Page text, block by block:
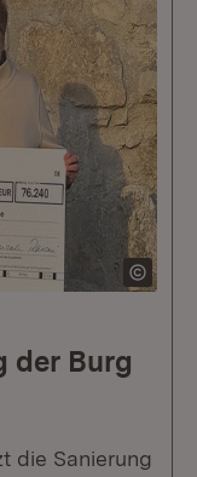
der Burg
die Sanierung